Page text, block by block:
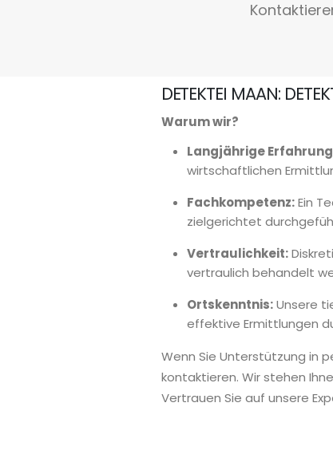
DETEKTEI MAAN:
Warum wir?
Langjährige
wirtschaftlichen
Fachkompetenz:Ein
zielgerichtet
Vertraulichkeit:
vertraulich behandelt
Ortskenntnis:Unsere
effektive Ermittlungen
Wenn Sie Unterstützung in
kontaktieren. Wir stehen
Vertrauen Sie auf unsere